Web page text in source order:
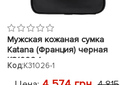
Мужская кожаная сумка
Katana (Франция) черная
K31026-1
Код:K31026-1